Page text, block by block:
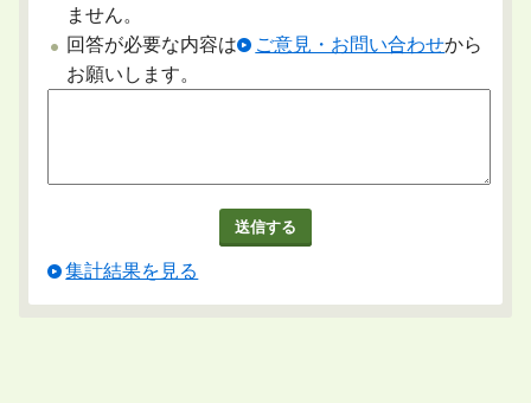
ません。
回答が必要な内容は
ご意見・お問い合わせから
お願いします。
集計結果を見る